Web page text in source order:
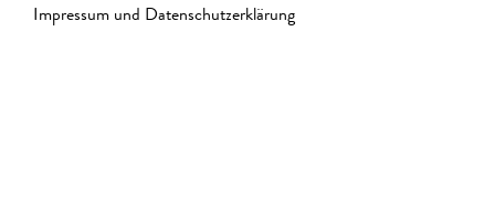
Impressum und Datenschutzerklärung